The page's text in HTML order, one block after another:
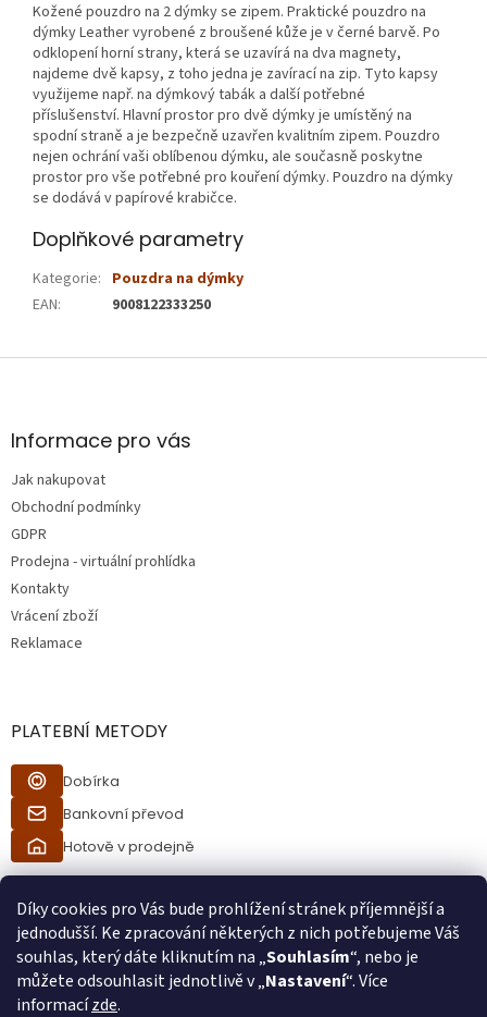
Díky cookies pro Vás bude prohlížení stránek příjemnější a
jednodušší. Ke zpracování některých z nich potřebujeme Váš
souhlas, který dáte kliknutím na „Souhlasím“, nebo je
můžete odsouhlasit jednotlivě v „Nastavení“. Více
informacízde.
Kožené pouzdro na 2 dýmky se zipem. Praktické pouzdro na
dýmky Leather vyrobené z broušené kůže je v černé barvě. Po
odklopení horní strany, která se uzavírá na dva magnety,
najdeme dvě kapsy, z toho jedna je zavírací na zip. Tyto kapsy
využijeme např. na dýmkový tabák a další potřebné
příslušenství. Hlavní prostor pro dvě dýmky je umístěný na
spodní straně a je bezpečně uzavřen kvalitním zipem. Pouzdro
nejen ochrání vaši oblíbenou dýmku, ale současně poskytne
prostor pro vše potřebné pro kouření dýmky. Pouzdro na dýmky
se dodává v papírové krabičce.
Doplňkové parametry
Kategorie: Pouzdra na dýmky
EAN: 9008122333250
Z
aInformace pro vás
Jak nakupovat
Obchodní podmínky
GDPR
Prodejna - virtuální prohlídka
Kontakty
Vrácení zboží
Reklamace
PLATEBNÍ METODY
Dobírka
Bankovní převod
Hotově v prodejně